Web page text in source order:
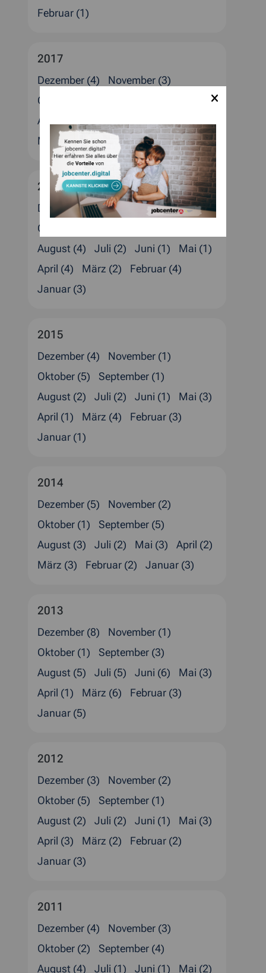
Februar (1)
2017
Dezember (4)
November (3)
Oktober (2)
August (1)
März (1)
Februar (2) Januar (4)
2016
Dezember (5)
November (1)
Oktober (1)
August (4)
Juli (2) Juni (1)
Mai (1)
April (4)
März (2)
Februar (4)
Januar (3)
2015
Dezember (4)
November (1)
Oktober (5)
September (1)
August (2)
Juli (2) Juni (1)
Mai (3)
April (1)
März (4)
Februar (3)
Januar (1)
2014
Dezember (5)
November (2)
Oktober (1)
September (5)
August (3)
Juli (2) Mai (3)
April (2)
März (3)
Februar (2) Januar (3)
2013
Dezember (8)
November (1)
Oktober (1)
September (3)
August (5)
Juli (5) Juni (6)
Mai (3)
April (1)
März (6)
Februar (3)
Januar (5)
2012
Dezember (3)
November (2)
Oktober (5)
September (1)
August (2)
Juli (2) Juni (1)
Mai (3)
April (3)
März (2)
Februar (2)
Januar (3)
2011
Dezember (4)
November (3)
Oktober (2)
September (4)
August (4)
Juli (1) Juni (1)
Mai (2)